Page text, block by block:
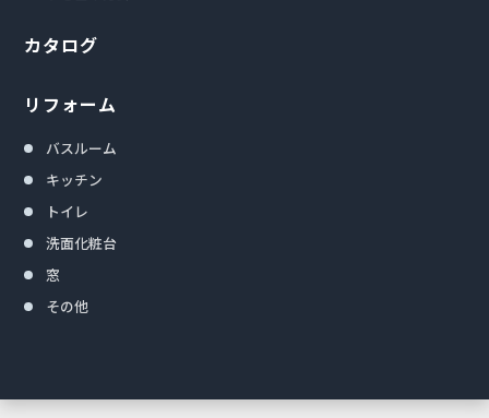
カタログ
リフォーム
バスルーム
キッチン
トイレ
洗面化粧台
窓
その他